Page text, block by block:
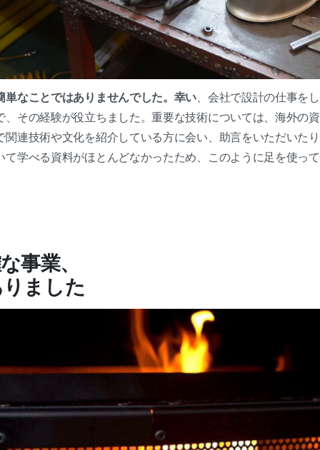
単なことではありませんでした。幸い、会社で設計の仕事を
、その経験が役立ちました。重要な技術については、海外の
関連技術や文化を紹介している方に会い、助言をいただいた
て学べる資料がほとんどなかったため、このように足を使っ
事業、
ました